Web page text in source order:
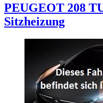
PEUGEOT 208
Sitzheizung